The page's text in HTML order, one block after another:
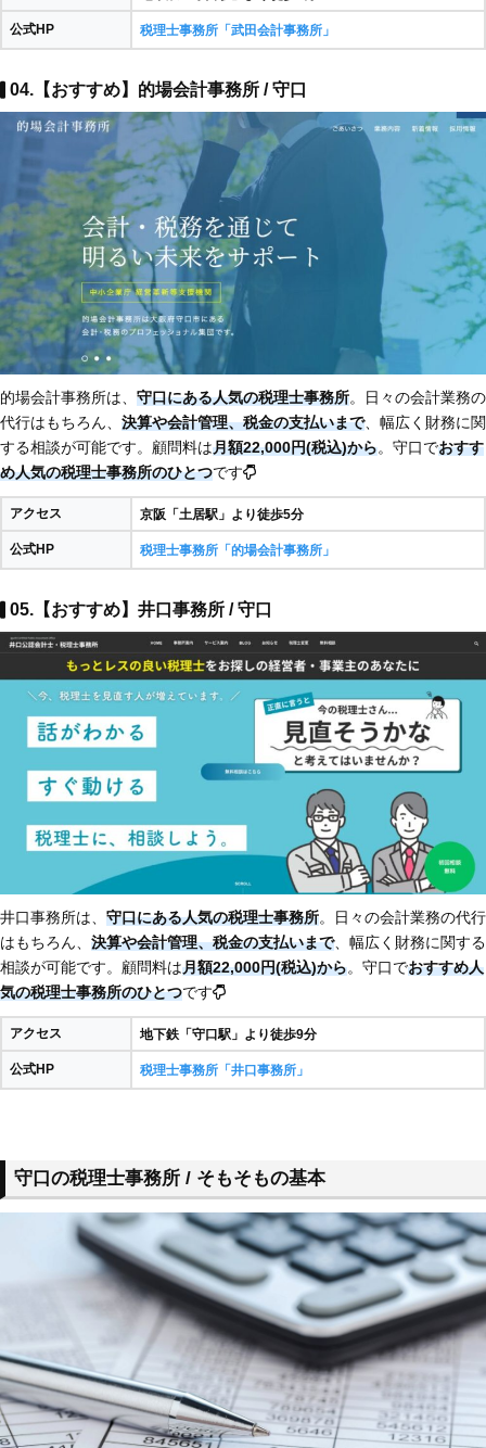
公式HP 税理士事務所「武田会計事務所」
04.【おすすめ】的場会計事務所 / 守口
的場会計事務所は、 守口にある人気の税理士事務所。日々の会計業務の
代行はもちろん、 決算や会計管理、税金の支払いまで、幅広く財務に関
する相談が可能です。顧問料は月額22,000円(税込)から。守口でおすす
め人気の税理士事務所のひとつです
アクセス 京阪「土居駅」より徒歩5分
公式HP 税理士事務所「的場会計事務所」
05.【おすすめ】井口事務所 / 守口
井口事務所は、 守口にある人気の税理士事務所。日々の会計業務の代行
はもちろん、 決算や会計管理、税金の支払いまで、幅広く財務に関する
相談が可能です。顧問料は月額22,000円(税込)から。守口でおすすめ人
気の税理士事務所のひとつです
アクセス 地下鉄「守口駅」より徒歩9分
公式HP 税理士事務所「井口事務所」
守口の税理士事務所 / そもそもの基本